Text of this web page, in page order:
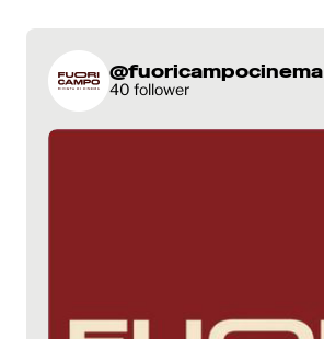
@fuoricampocinema
40 follower